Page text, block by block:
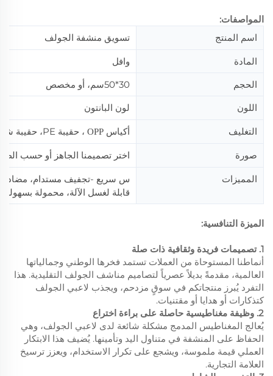
المواصفات:
اسم المنتج
تسويق منشفة الجولف
المادة
وافل
الحجم
30*50سم، أو مخصص
اللون
لون البانتون
التغليف أكياس OPP ، حقيبة PE، حقيبة شبكية،
صورة اختر تصميمنا الجاهز أو حسب
المميزات س سريع -تجفيف مستدام، مضاد
قابلة لغسل الآلة، محمولة بسهولة
الميزة التنافسية:
1. تصميمات فريدة وثقافية ذات صلة
أنماطنا المستوحاة من العملات تستمد فخرها الوطني وجمالياتها
العالمية، مقدمةً بديلاً عصرياً لتصاميم مناشف الجولف التقليدية. هذا
التفرد يُبرز منتجاتكم في سوقٍ مزدحم، ويجذب لاعبي الجولف
كتذكارات أو هدايا أو مقتنيات.
2. وظيفة مغناطيسية حاصلة على براءة اختراع
يُعالج المغناطيس المدمج مشكلة شائعة لدى لاعبي الجولف، وهي
الحفاظ على المنشفة في متناول اليد وتأمينها. يُضيف هذا الابتكار
العملي قيمة ملموسة، ويشجع على تكرار الاستخدام، ويعزز ترسيخ
العلامة التجارية.